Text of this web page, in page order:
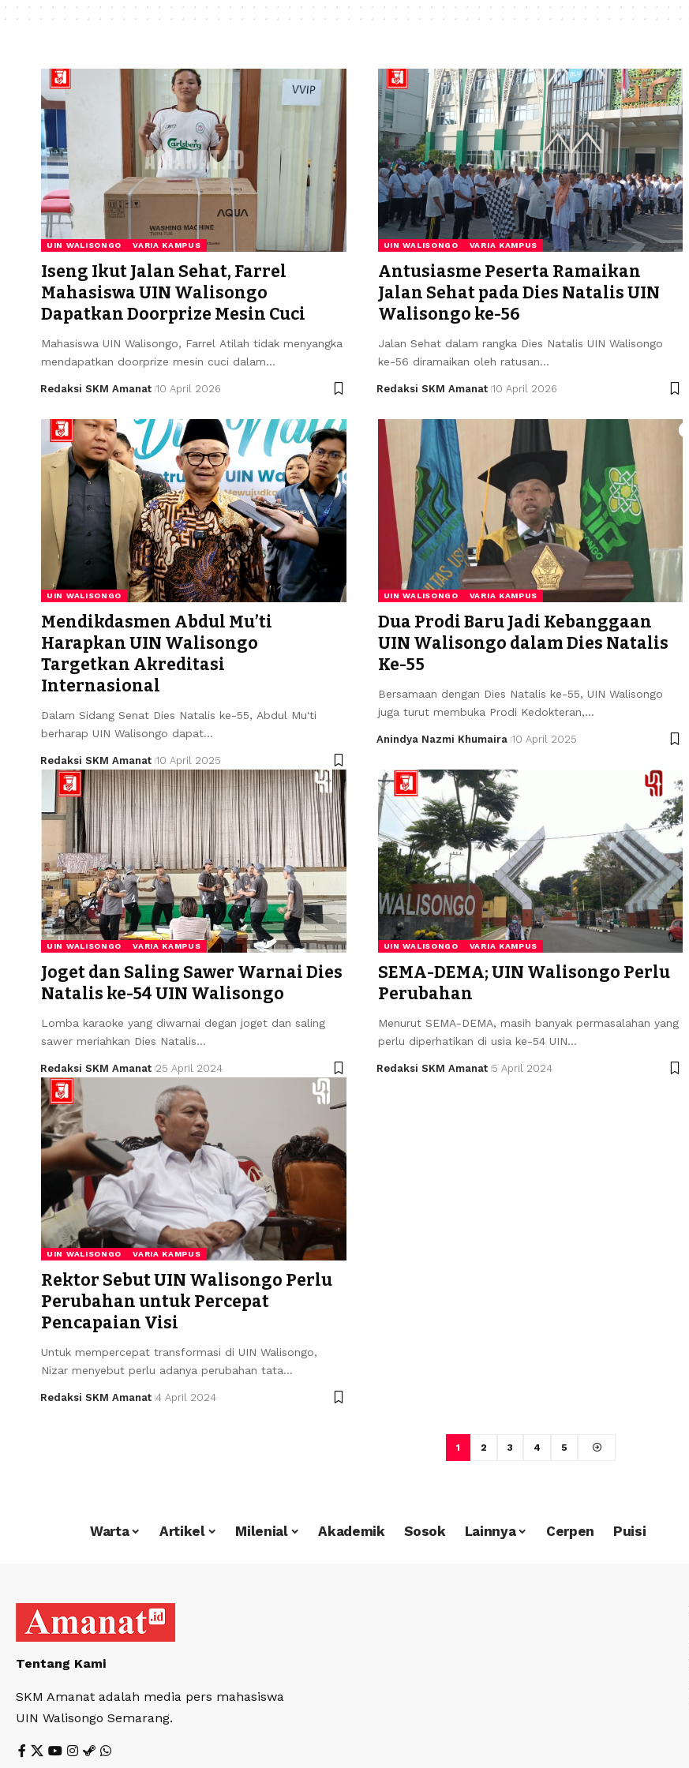
UIN WALISONGO VARIA KAMPUS
Iseng Ikut Jalan Sehat, Farrel
Mahasiswa UIN Walisongo
Dapatkan Doorprize Mesin Cuci
Mahasiswa UIN Walisongo, Farrel Atilah tidak menyangka
mendapatkan doorprize mesin cuci dalam…
Redaksi SKM Amanat 10 April 2026
UIN WALISONGO VARIA KAMPUS
Antusiasme Peserta Ramaikan
Jalan Sehat pada Dies Natalis UIN
Walisongo ke-56
Jalan Sehat dalam rangka Dies Natalis UIN Walisongo
ke-56 diramaikan oleh ratusan…
Redaksi SKM Amanat 10 April 2026
UIN WALISONGO
Mendikdasmen Abdul Mu’ti
Harapkan UIN Walisongo
Targetkan Akreditasi
Internasional
Dalam Sidang Senat Dies Natalis ke-55, Abdul Mu'ti
berharap UIN Walisongo dapat…
Redaksi SKM Amanat 10 April 2025
UIN WALISONGO VARIA KAMPUS
Dua Prodi Baru Jadi Kebanggaan
UIN Walisongo dalam Dies Natalis
Ke-55
Bersamaan dengan Dies Natalis ke-55, UIN Walisongo
juga turut membuka Prodi Kedokteran,…
Anindya Nazmi Khumaira 10 April 2025
UIN WALISONGO VARIA KAMPUS
Joget dan Saling Sawer Warnai Dies
Natalis ke-54 UIN Walisongo
Lomba karaoke yang diwarnai degan joget dan saling
sawer meriahkan Dies Natalis…
Redaksi SKM Amanat 25 April 2024
UIN WALISONGO VARIA KAMPUS
SEMA-DEMA; UIN Walisongo Perlu
Perubahan
Menurut SEMA-DEMA, masih banyak permasalahan yang
perlu diperhatikan di usia ke-54 UIN…
Redaksi SKM Amanat 5 April 2024
UIN WALISONGO VARIA KAMPUS
Rektor Sebut UIN Walisongo Perlu
Perubahan untuk Percepat
Pencapaian Visi
Untuk mempercepat transformasi di UIN Walisongo,
Nizar menyebut perlu adanya perubahan tata…
Redaksi SKM Amanat 4 April 2024
1 2 3 4 5
Warta Artikel Milenial Akademik Sosok Lainnya Cerpen Puisi
Tentang Kami
SKM Amanat adalah media pers mahasiswa
UIN Walisongo Semarang.